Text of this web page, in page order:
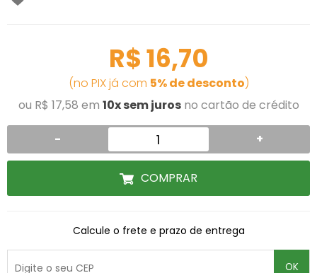
R$ 16,70
(no PIX já com 5% de desconto)
ou R$ 17,58 em 10x sem jurosno cartão de crédito
- +
COMPRAR
Calcule o frete e prazo de entrega
OK